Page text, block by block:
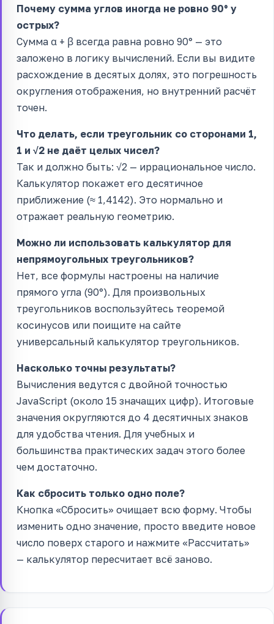
Почему сумма углов иногда не ровно 90° у
острых?
Сумма α + β всегда равна ровно 90° — это
заложено в логику вычислений. Если вы видите
расхождение в десятых долях, это погрешность
округления отображения, но внутренний расчёт
точен.
Что делать, если треугольник со сторонами 1,
1 и √2 не даёт целых чисел?
Так и должно быть: √2 — иррациональное число.
Калькулятор покажет его десятичное
приближение (≈ 1,4142). Это нормально и
отражает реальную геометрию.
Можно ли использовать калькулятор для
непрямоугольных треугольников?
Нет, все формулы настроены на наличие
прямого угла (90°). Для произвольных
треугольников воспользуйтесь теоремой
косинусов или поищите на сайте
универсальный калькулятор треугольников.
Насколько точны результаты?
Вычисления ведутся с двойной точностью
JavaScript (около 15 значащих цифр). Итоговые
значения округляются до 4 десятичных знаков
для удобства чтения. Для учебных и
большинства практических задач этого более
чем достаточно.
Как сбросить только одно поле?
Кнопка «Сбросить» очищает всю форму. Чтобы
изменить одно значение, просто введите новое
число поверх старого и нажмите «Рассчитать»
— калькулятор пересчитает всё заново.